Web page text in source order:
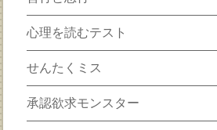
心理を読むテスト
せんたくミス
承認欲求モンスター